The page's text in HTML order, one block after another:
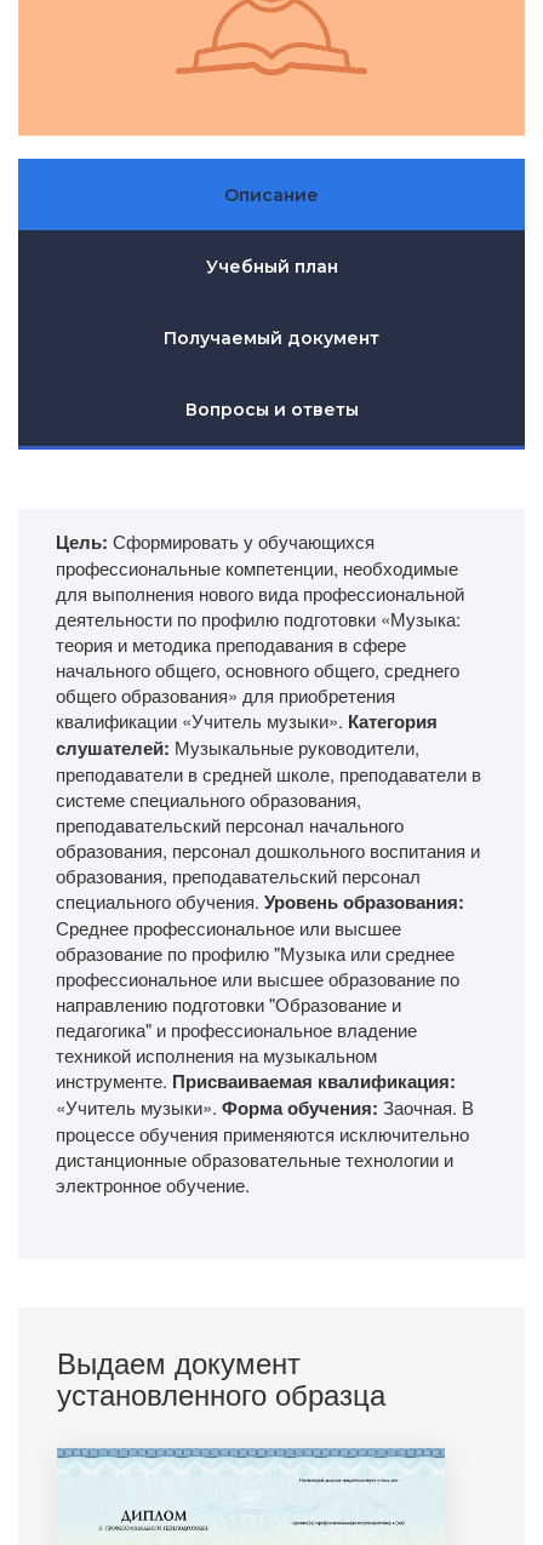
Описание
Учебный план
Получаемый документ
Вопросы и ответы
Цель: Сформировать у обучающихся
профессиональные компетенции, необходимые
для выполнения нового вида профессиональной
деятельности по профилю подготовки «Музыка:
теория и методика преподавания в сфере
начального общего, основного общего, среднего
общего образования» для приобретения
квалификации «Учитель музыки». Категория
слушателей: Музыкальные руководители,
преподаватели в средней школе, преподаватели в
системе специального образования,
преподавательский персонал начального
образования, персонал дошкольного воспитания и
образования, преподавательский персонал
специального обучения. Уровень образования:
Среднее профессиональное или высшее
образование по профилю "Музыка или среднее
профессиональное или высшее образование по
направлению подготовки "Образование и
педагогика" и профессиональное владение
техникой исполнения на музыкальном
инструменте. Присваиваемая квалификация:
«Учитель музыки». Форма обучения: Заочная. В
процессе обучения применяются исключительно
дистанционные образовательные технологии и
электронное обучение.
Выдаем документ
установленного образца